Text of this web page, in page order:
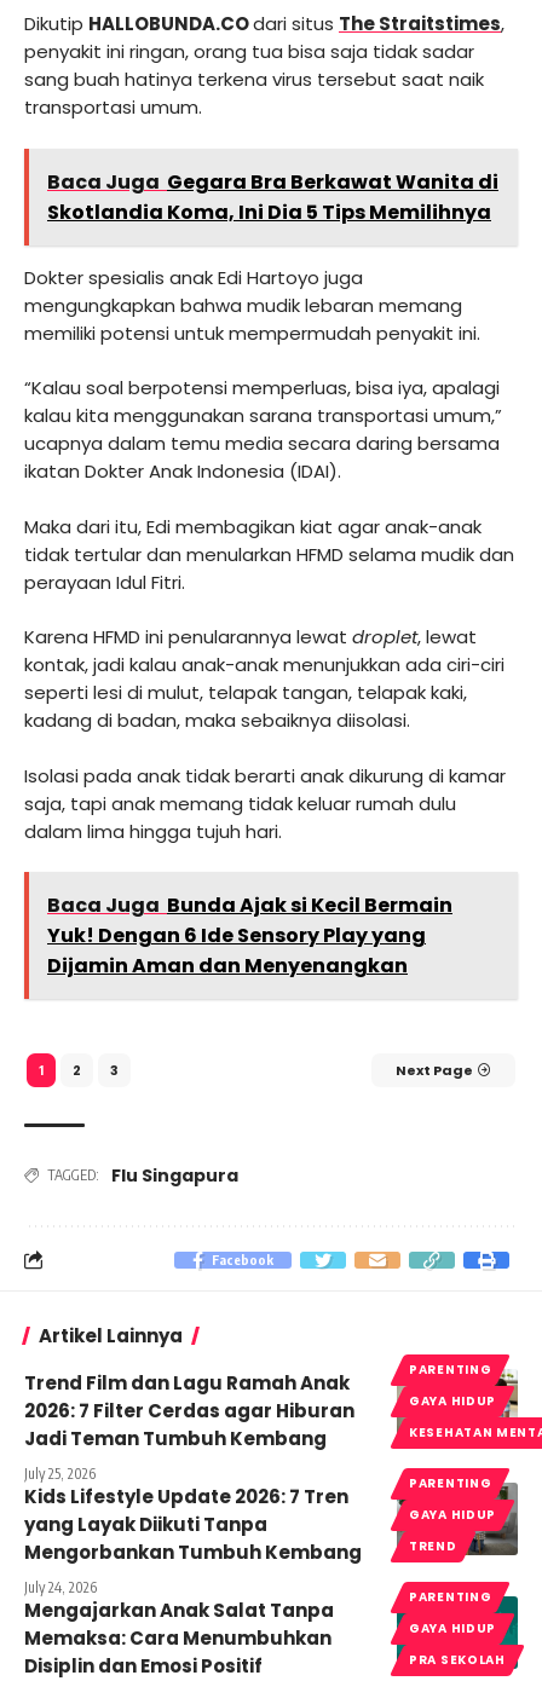
Dikutip HALLOBUNDA.COdari situs The Straitstimes,
penyakit ini ringan, orang tua bisa saja tidak sadar
sang buah hatinya terkena virus tersebut saat naik
transportasi umum.
Baca Juga Gegara Bra Berkawat Wanita di
Skotlandia Koma, Ini Dia 5 Tips Memilihnya
Dokter spesialis anak Edi Hartoyo juga
mengungkapkan bahwa mudik lebaran memang
memiliki potensi untuk mempermudah penyakit ini.
“Kalau soal berpotensi memperluas, bisa iya, apalagi
kalau kita menggunakan sarana transportasi umum,”
ucapnya dalam temu media secara daring bersama
ikatan Dokter Anak Indonesia (IDAI).
Maka dari itu, Edi membagikan kiat agar anak-anak
tidak tertular dan menularkan HFMD selama mudik dan
perayaan Idul Fitri.
Karena HFMD ini penularannya lewat droplet, lewat
kontak, jadi kalau anak-anak menunjukkan ada ciri-ciri
seperti lesi di mulut, telapak tangan, telapak kaki,
kadang di badan, maka sebaiknya diisolasi.
Isolasi pada anak tidak berarti anak dikurung di kamar
saja, tapi anak memang tidak keluar rumah dulu
dalam lima hingga tujuh hari.
Baca Juga Bunda Ajak si Kecil Bermain
Yuk! Dengan 6 Ide Sensory Play yang
Dijamin Aman dan Menyenangkan
1 2 3 Next Page
TAGGED: Flu Singapura
Facebook
Artikel Lainnya
PARENTING
GAYA HIDUP
KESEHATAN
Trend Film dan Lagu Ramah Anak
2026: 7 Filter Cerdas agar Hiburan
Jadi Teman Tumbuh Kembang
July 25, 2026
PARENTING
GAYA HIDUP
TREND
Kids Lifestyle Update 2026: 7 Tren
yang Layak Diikuti Tanpa
Mengorbankan Tumbuh Kembang
July 24, 2026
PARENTING
GAYA HIDUP
PRA SEKOLAH
Mengajarkan Anak Salat Tanpa
Memaksa: Cara Menumbuhkan
Disiplin dan Emosi Positif